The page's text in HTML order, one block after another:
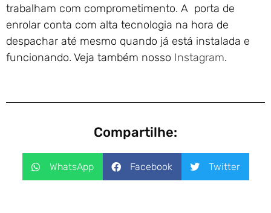
trabalham com comprometimento. A porta de
enrolar conta com alta tecnologia na hora de
despachar até mesmo quando já está instalada e
funcionando. Veja também nosso Instagram.
Compartilhe:
WhatsApp Facebook Twitter